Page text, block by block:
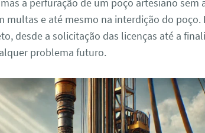
multas e até mesmo na interdição do poço.
desde a solicitação das licenças até a
problema futuro.